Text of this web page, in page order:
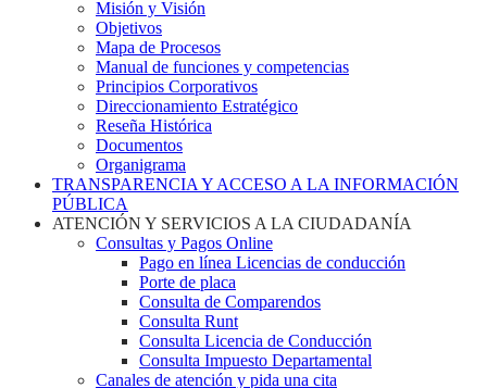
Misión y Visión
Objetivos
Mapa de Procesos
Manual de funciones y competencias
Principios Corporativos
Direccionamiento Estratégico
Reseña Histórica
Documentos
Organigrama
TRANSPARENCIA Y ACCESO A LA INFORMACIÓN
PÚBLICA
ATENCIÓN Y SERVICIOS A LA CIUDADANÍA
Consultas y Pagos Online
Pago en línea Licencias de conducción
Porte de placa
Consulta de Comparendos
Consulta Runt
Consulta Licencia de Conducción
Consulta Impuesto Departamental
Canales de atención y pida una cita